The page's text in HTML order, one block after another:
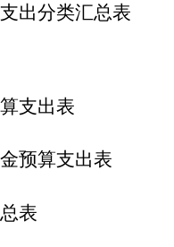
出分类汇总表
支出表
预算支出表
表